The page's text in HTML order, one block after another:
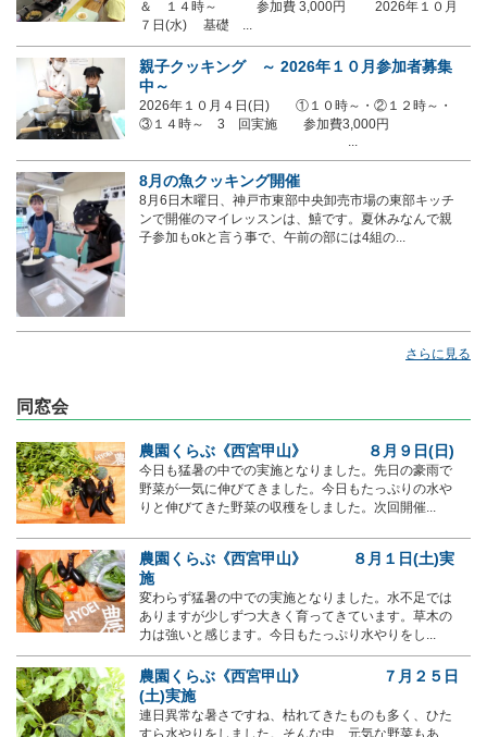
＆ １４時～ 参加費 3,000円 2026年１０月
７日(水) 基礎 ...
親子クッキング ～ 2026年１０月参加者募集
中～
2026年１０月４日(日) ①１０時～・②１２時～・
③１４時～ 3 回実施 参加費3,000円
...
8月の魚クッキング開催
8月6日木曜日、神戸市東部中央卸売市場の東部キッチ
ンで開催のマイレッスンは、鱚です。夏休みなんで親
子参加もokと言う事で、午前の部には4組の...
さらに見る
同窓会
農園くらぶ《西宮甲山》 ８月９日(日)
今日も猛暑の中での実施となりました。先日の豪雨で
野菜が一気に伸びてきました。今日もたっぷりの水や
りと伸びてきた野菜の収穫をしました。次回開催...
農園くらぶ《西宮甲山》 ８月１日(土)実
施
変わらず猛暑の中での実施となりました。水不足では
ありますが少しずつ大きく育ってきています。草木の
力は強いと感じます。今日もたっぷり水やりをし...
農園くらぶ《西宮甲山》 ７月２５日
(土)実施
連日異常な暑さですね、枯れてきたものも多く、ひた